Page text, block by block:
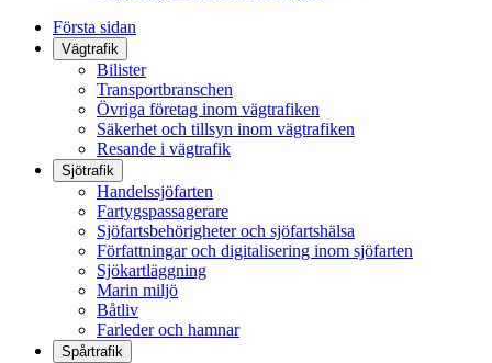
Första sidan
Vägtrafik
Bilister
Transportbranschen
Övriga företag inom vägtrafiken
Säkerhet och tillsyn inom vägtrafiken
Resande i vägtrafik
Sjötrafik
Handelssjöfarten
Fartygspassagerare
Sjöfartsbehörigheter och sjöfartshälsa
Författningar och digitalisering inom sjöfarten
Sjökartläggning
Marin miljö
Båtliv
Farleder och hamnar
Spårtrafik